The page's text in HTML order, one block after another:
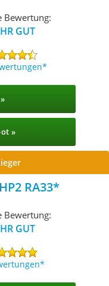
Bewertung:
GUT
»
RA33
Bewertung:
GUT